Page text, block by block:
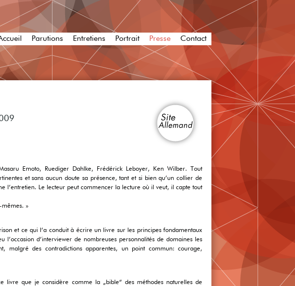
Parutions Entretiens Portrait Presse Contact
Emoto, Ruediger Dahlke, Frédérick Leboyer, Ken Wilber. Tout
et sans aucun doute sa présence, tant et si bien qu’un collier de
l’entretien. Le lecteur peut commencer la lecture où il veut, il capte tout
»
et ce qui l’a conduit à écrire un livre sur les principes fondamentaux
l’occasion d’interviewer de nombreuses personnalités de domaines les
malgré des contradictions apparentes, un point commun: courage,
que je considère comme la „bible“ des méthodes naturelles de